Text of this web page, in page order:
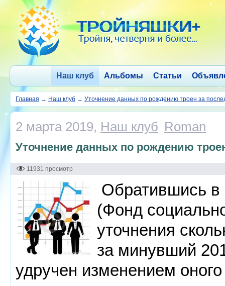
Наш клуб Альбомы Статьи
Главная → Наш клуб → Уточнение данных по рождению троен за
2 марта 2019, Наш клуб Roman
Уточнение данных по рождению
11931 просмотр
Обратившись в
(Фонд
уточнения
за минувший
удручен изменением